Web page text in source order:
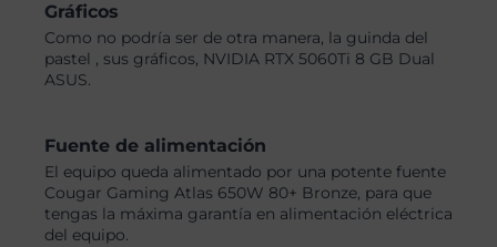
Gráficos
Como no podría ser de otra manera, la guinda del
pastel , sus gráficos, NVIDIA RTX 5060Ti 8 GB Dual
ASUS.
Fuente de alimentación
El equipo queda alimentado por una potente fuente
Cougar Gaming Atlas 650W 80+ Bronze, para que
tengas la máxima garantía en alimentación eléctrica
del equipo.